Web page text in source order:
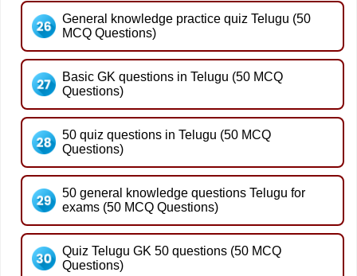
General knowledge practice quiz Telugu (50
MCQ Questions)
Basic GK questions in Telugu (50 MCQ
Questions)
50 quiz questions in Telugu (50 MCQ
Questions)
50 general knowledge questions Telugu for
exams (50 MCQ Questions)
Quiz Telugu GK 50 questions (50 MCQ
Questions)